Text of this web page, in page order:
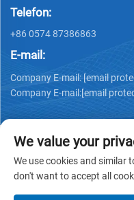
Telefon:
+86 0574 87386863
E-mail:
Company E-mail: [email
Company E-mail:[email
We value your
We use cookies and similar
don't want to accept all